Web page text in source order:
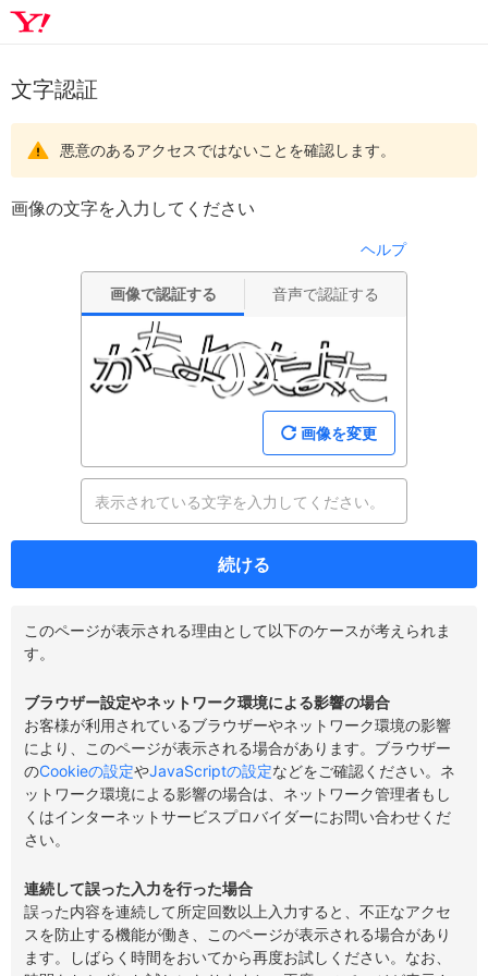
文字認証
悪意のあるアクセスではないことを確認します。
画像の文字を入力してください
ヘルプ
画像で認証する 音声で認証する
画像を変更
続ける
このページが表示される理由として以下のケースが考えられま
す。
ブラウザー設定やネットワーク環境による影響の場合
お客様が利用されているブラウザーやネットワーク環境の影響
により、このページが表示される場合があります。ブラウザー
のCookieの設定やJavaScriptの設定などをご確認ください。ネ
ットワーク環境による影響の場合は、ネットワーク管理者もし
くはインターネットサービスプロバイダーにお問い合わせくだ
さい。
連続して誤った入力を行った場合
誤った内容を連続して所定回数以上入力すると、不正なアクセ
スを防止する機能が働き、このページが表示される場合があり
ます。しばらく時間をおいてから再度お試しください。なお、